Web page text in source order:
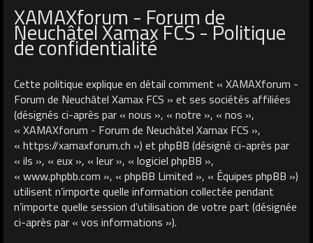
XAMAXforum - Forum de
Neuchâtel Xamax FCS - Politique
de confidentialité
Cette politique explique en détail comment « XAMAXforum -
Forum de Neuchâtel Xamax FCS » et ses sociétés affiliées
(désignés ci-après par « nous », « notre », « nos »,
« XAMAXforum - Forum de Neuchâtel Xamax FCS »,
« https://xamaxforum.ch ») et phpBB (désigné ci-après par
« ils », « eux », « leur », « logiciel phpBB »,
« www.phpbb.com », « phpBB Limited », « Équipes phpBB »)
utilisent n’importe quelle information collectée pendant
n’importe quelle session d’utilisation de votre part (désignée
ci-après par « vos informations »).